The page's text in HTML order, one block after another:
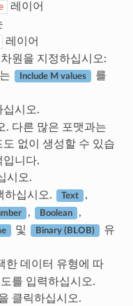
레이어
레이어
원을 지정하십시오:
Include M values
를
시오.
. 다른 많은 포맷과는
없이 생성할 수 있습
입니다.
시오.
하십시오. Text ,
, Boolean ,
및 Binary (BLOB)
유
한 데이터 유형에 따
를 입력하십시오.
클릭하십시오.